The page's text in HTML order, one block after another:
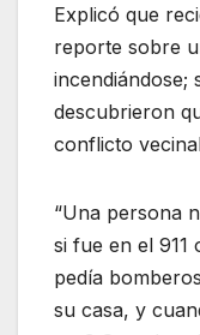
Explicó que
reporte sobre
incendiándose;
descubrieron
conflicto
“Una persona
si fue en el 911
pedía
su casa, y